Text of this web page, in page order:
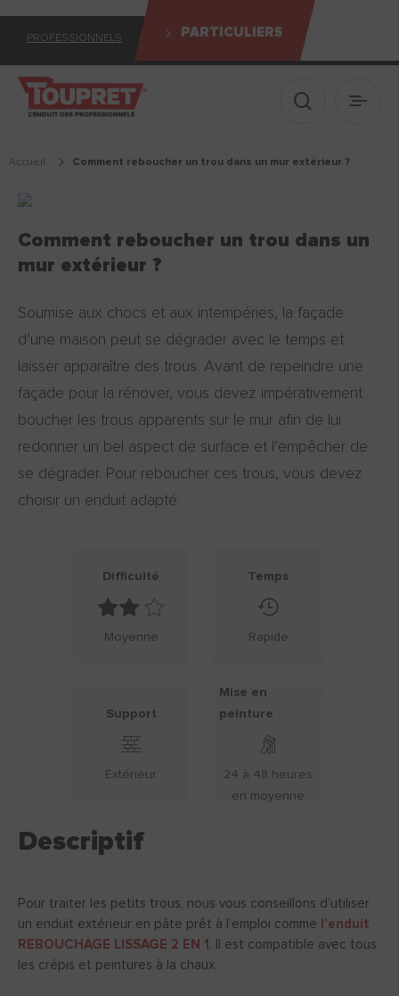
PROFESSIONNELS PARTICULIERS
Afficher le
Accueil comment reboucher un trou dans un mur extérieur ?
Comment reboucher un trou dans un
mur extérieur ?
Soumise aux chocs et aux intempéries, la façade
d’une maison peut se dégrader avec le temps et
laisser apparaître des trous. Avant de repeindre une
façade pour la rénover, vous devez impérativement
boucher les trous apparents sur le mur afin de lui
redonner un bel aspect de surface et l’empêcher de
se dégrader. Pour reboucher ces trous, vous devez
choisir un enduit adapté.
Difficulté
Moyenne
Temps
Rapide
Support
Extérieur
Mise en
peinture
24 à 48 heures
en moyenne
Descriptif
Pour traiter les petits trous, nous vous conseillons d’utiliser
un enduit extérieur en pâte prêt à l’emploi comme l’enduit
REBOUCHAGE LISSAGE 2 EN 1 . Il est compatible avec tous
les crépis et peintures à la chaux.